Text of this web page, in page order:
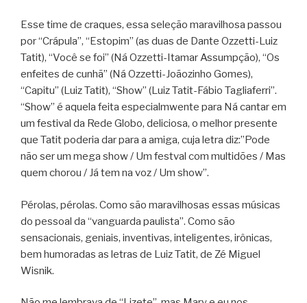
Esse time de craques, essa seleção maravilhosa passou
por “Crápula”, “Estopim” (as duas de Dante Ozzetti-Luiz
Tatit), “Você se foi” (Ná Ozzetti-Itamar Assumpção), “Os
enfeites de cunhã” (Ná Ozzetti-Joãozinho Gomes),
“Capitu” (Luiz Tatit), “Show” (Luiz Tatit-Fábio Tagliaferri”.
“Show” é aquela feita especialmwente para Ná cantar em
um festival da Rede Globo, deliciosa, o melhor presente
que Tatit poderia dar para a amiga, cuja letra diz:”Pode
não ser um mega show / Um festval com multidões / Mas
quem chorou / Já tem na voz / Um show”.
Pérolas, pérolas. Como são maravilhosas essas músicas
do pessoal da “vanguarda paulista”. Como são
sensacionais, geniais, inventivas, inteligentes, irônicas,
bem humoradas as letras de Luiz Tatit, de Zé Miguel
Wisnik.